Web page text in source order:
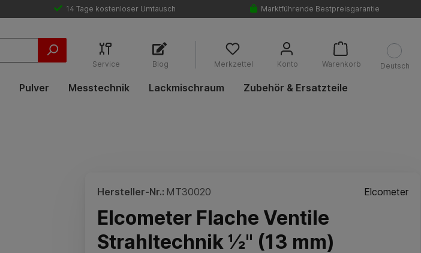
14 Tage kostenloser Umtausch Marktführende Bestpreisgarantie
Service Blog Merkzettel Konto Warenkorb Deutsch
Pulver Messtechnik Lackmischraum Zubehör & Ersatzteile
Hersteller-Nr.: MT30020 Elcometer
Elcometer Flache Ventile
Strahltechnik ½" (13 mm)